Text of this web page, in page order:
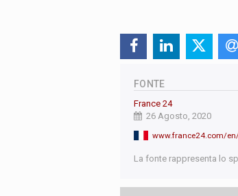
FONTE
France 24
26 Agosto, 2020
La fonte rappresenta lo